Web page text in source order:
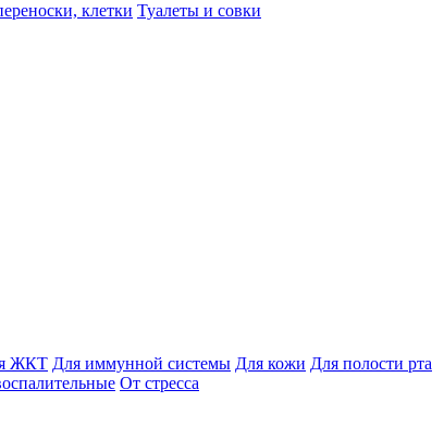
клетки Туалеты и совки
ЖКТ Для иммунной системы Для кожи Для полости рта
От стресса